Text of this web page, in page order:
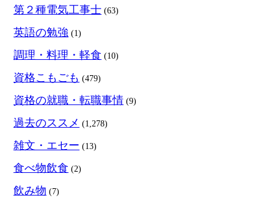
第２種電気工事士 (63)
英語の勉強 (1)
調理・料理・軽食 (10)
資格こもごも (479)
資格の就職・転職事情 (9)
過去のススメ (1,278)
雑文・エセー (13)
食べ物飲食 (2)
飲み物 (7)